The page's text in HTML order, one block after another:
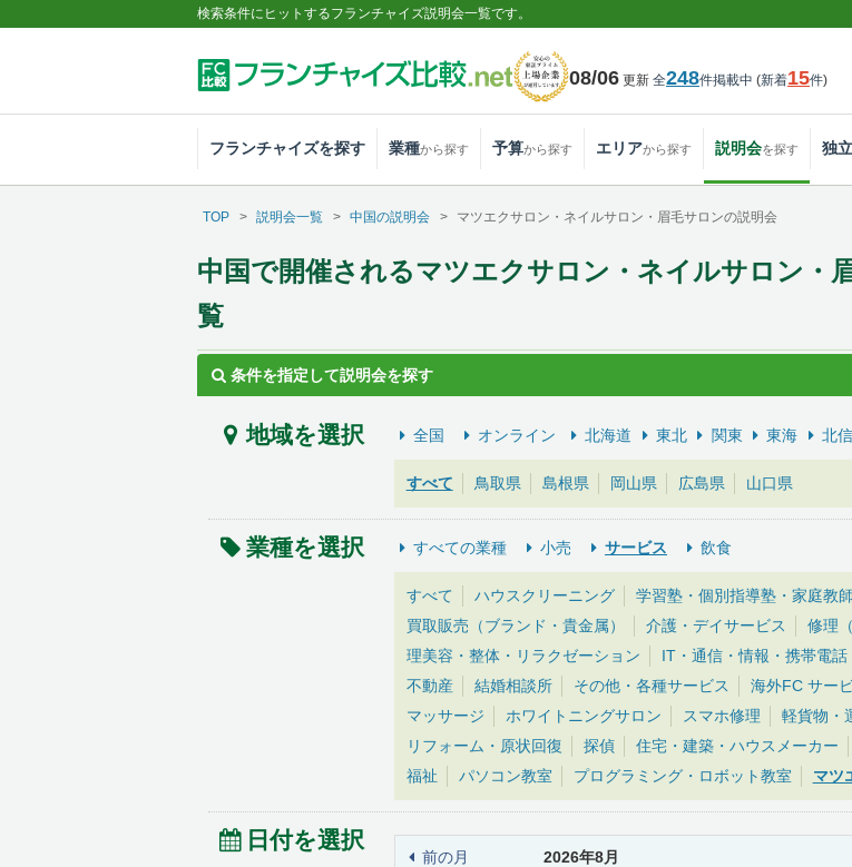
検索条件にヒットするフランチャイズ説明会一覧です。
08/06 更新 全248件掲載中 (新着15件)
フランチャイズを探す 業種から探す 予算から探す エリアから探す 説明会を探す 独
TOP 説明会一覧 中国の説明会 マツエクサロン・ネイルサロン・眉毛サロンの説明会
中国で開催されるマツエクサロン・ネイルサロン・
覧
条件を指定して説明会を探す
地域を選択 全国 オンライン 北海道 東北 関東 東海 北
すべて 鳥取県 島根県 岡山県 広島県 山口県
業種を選択 すべての業種 小売 サービス 飲食
すべて ハウスクリーニング 学習塾・個別指導塾・家庭教師
買取販売（ブランド・貴金属）
介護・デイサービス
修理
理美容・整体・リラクゼーション
IT・通信・情報・携帯電話
不動産
結婚相談所 その他・各種サービス 海外FC サー
マッサージ
ホワイトニングサロン スマホ修理 軽貨物・
リフォーム・原状回復
探偵 住宅・建築・ハウスメーカー
福祉
パソコン教室 プログラミング・ロボット教室 マツ
日付を選択
前の月 2026年8月